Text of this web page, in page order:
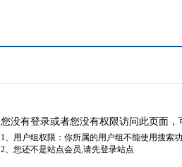
您没有登录或者您没有权限访问此页面
1、用户组权限：你所属的用户组不能使用搜索
2、您还不是站点会员,请先登录站点